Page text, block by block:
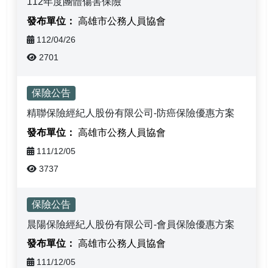
高雄市公務人員協會
112/04/26
2701
保險公告
精聯保險經紀人股份有限公司-防癌保險優惠方案
高雄市公務人員協會
111/12/05
3737
保險公告
晨陽保險經紀人股份有限公司-會員保險優惠方案
高雄市公務人員協會
111/12/05